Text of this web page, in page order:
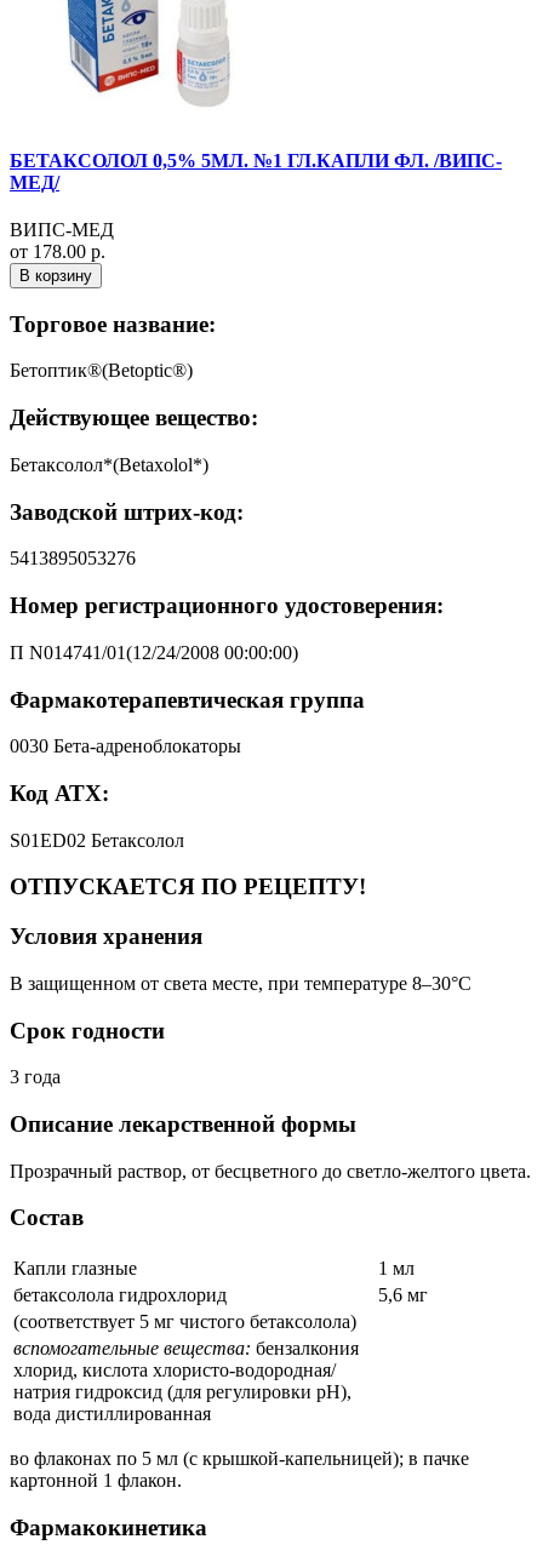
БЕТАКСОЛОЛ 0,5% 5МЛ. №1 ГЛ.КАПЛИ ФЛ. /ВИПС-
МЕД/
ВИПС-МЕД
от 178.00 р.
В корзину
Торговое название:
Бетоптик®(Betoptic®)
Действующее вещество:
Бетаксолол*(Betaxolol*)
Заводской штрих-код:
5413895053276
Номер регистрационного удостоверения:
П N014741/01(12/24/2008 00:00:00)
Фармакотерапевтическая группа
0030 Бета-адреноблокаторы
Код АТХ:
S01ED02 Бетаксолол
ОТПУСКАЕТСЯ ПО РЕЦЕПТУ!
Условия хранения
В защищенном от света месте, при температуре 8–30°C
Срок годности
3 года
Описание лекарственной формы
Прозрачный раствор, от бесцветного до светло-желтого цвета.
Состав
Капли глазные
1 мл
бетаксолола гидрохлорид
5,6 мг
(соответствует 5 мг чистого бетаксолола)
вспомогательные вещества: бензалкония
хлорид, кислота хлористо-водородная/
натрия гидроксид (для регулировки рН),
вода дистиллированная
во флаконах по 5 мл (с крышкой-капельницей); в пачке
картонной 1 флакон.
Фармакокинетика